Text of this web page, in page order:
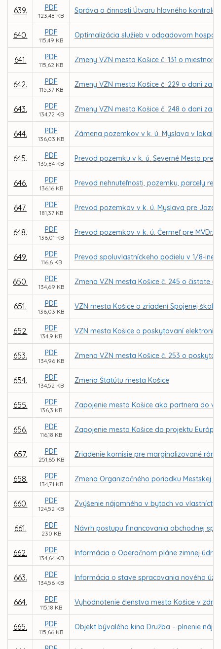
639. PDF
123,48 KB
Správa o činnosti Útvaru hlavného
640. PDF
115,49 KB
Optimalizácia služieb v odpadovom
641. PDF
115,62 KB
Zmeny VZN mesta Košice č. 131 o
642. PDF
115,37 KB
Zmeny VZN mesta Košice č. 229 o dani za
643. PDF
134,72 KB
Zmeny VZN mesta Košice č. 248 o dani za
644. PDF
136,03 KB
Zámena pozemkov v k. ú. Myslava v
645. PDF
135,84 KB
Prevod pozemku v k. ú. Severné Mesto pre
646. PDF
136,16 KB
Prevod nehnuteľnosti, pozemku, parcely
647. PDF
181,37 KB
Prevod pozemkov v k. ú. Myslava pre
648. PDF
136,01 KB
Prevod pozemkov v k. ú. Čermeľ pre
649. PDF
116,6 KB
Prevod spoluvlastníckeho podielu v 1/8-ine
650. PDF
134,69 KB
Zmena VZN mesta Košice č. 245 o čistote a
651. PDF
136,03 KB
VZN mesta Košice o zriadení Spojenej školy
652. PDF
134,9 KB
VZN mesta Košice o poskytovaní
653. PDF
134,96 KB
Zmena VZN mesta Košice č. 253 o
654. PDF
134,52 KB
Zmena Štatútu mesta Košice
655. PDF
136,3 KB
Zapojenie mesta Košice ako partnera do
656. PDF
116,18 KB
Zapojenie mesta Košice do projektu
657. PDF
251,65 KB
Zriadenie komisie pre marginalizované
658. PDF
134,71 KB
Zmena Organizačného poriadku Mestskej
660. PDF
124,52 KB
Zvýšenie nájomného v bytoch vo
661. PDF
230 KB
Návrh postupu financovania obchodnej
662. PDF
134,64 KB
Informácia o Operačnom pláne zimnej
663. PDF
134,56 KB
Informácia o stave spracovania nového
664. PDF
115,18 KB
Vyhodnotenie členstva mesta Košice v
665. PDF
115,66 KB
Objekt bývalého kina Družba – plnenie